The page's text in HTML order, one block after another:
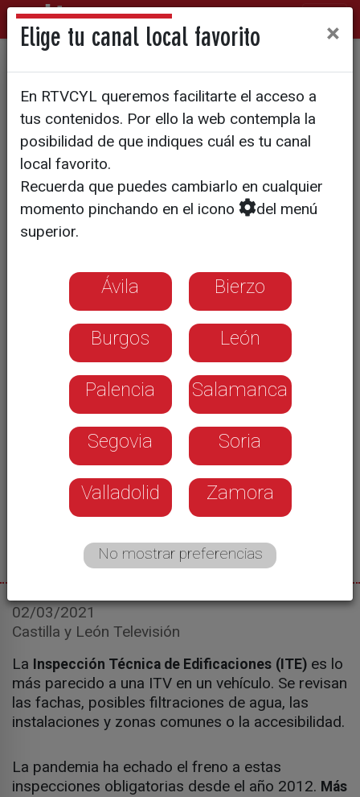
Más de 6.000 edificios en
Castilla y León deberían
haber pasado la inspección
en 2020 y no lo han hecho
pasaron el trámite, en Zamora uno y en
Burgos 60, solo el 17% de los obligados
a hacerlo
02/03/2021
Castilla y León Televisión
La Inspección Técnica de Edificaciones (ITE) es lo
más parecido a una ITV en un vehículo. Se revisan
las fachas, posibles filtraciones de agua, las
instalaciones y zonas comunes o la accesibilidad.
La pandemia ha echado el freno a estas
inspecciones obligatorias desde el año 2012. Más
Elige tu canal local favorito ×
En RTVCYL queremos facilitarte el acceso a
tus contenidos. Por ello la web contempla la
posibilidad de que indiques cuál es tu canal
local favorito.
Recuerda que puedes cambiarlo en cualquier
momento pinchando en el icono
del menú
superior.
Ávila Bierzo
Burgos León
Palencia Salamanca
Segovia Soria
Valladolid Zamora
No mostrar preferencias